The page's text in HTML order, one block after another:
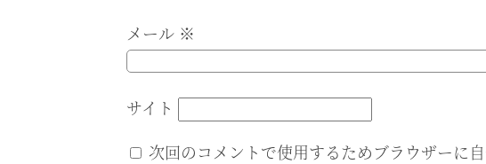
メール ※
サイト
次回のコメントで使用するためブラウザーに